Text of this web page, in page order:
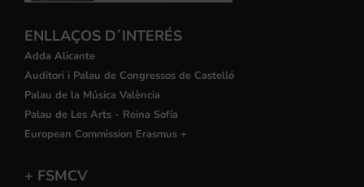
ENLLAÇOS D´INTERÉS
Adda Alicante
Auditori i Palau de Congressos de Castelló
Palau de la Música València
Palau de Les Arts - Reina Sofía
European Commission Erasmus +
+ FSMCV